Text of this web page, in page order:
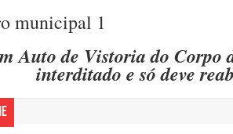
Auto de Vistoria do Corpo
interditado e só deve